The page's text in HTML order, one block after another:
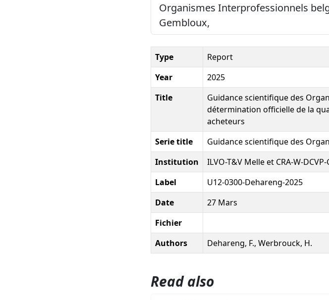
Organismes Interprofessionnels
Gembloux,
Type
Report
Year
2025
Title
Guidance scientifique des
détermination officielle de la
acheteurs
Serie title
Guidance scientifique des
Institution
ILVO-T&V Melle et CRA-W-
Label
U12-0300-Dehareng-2025
Date
27 Mars
Fichier
Authors
Dehareng, F., Werbrouck, H.
Read also